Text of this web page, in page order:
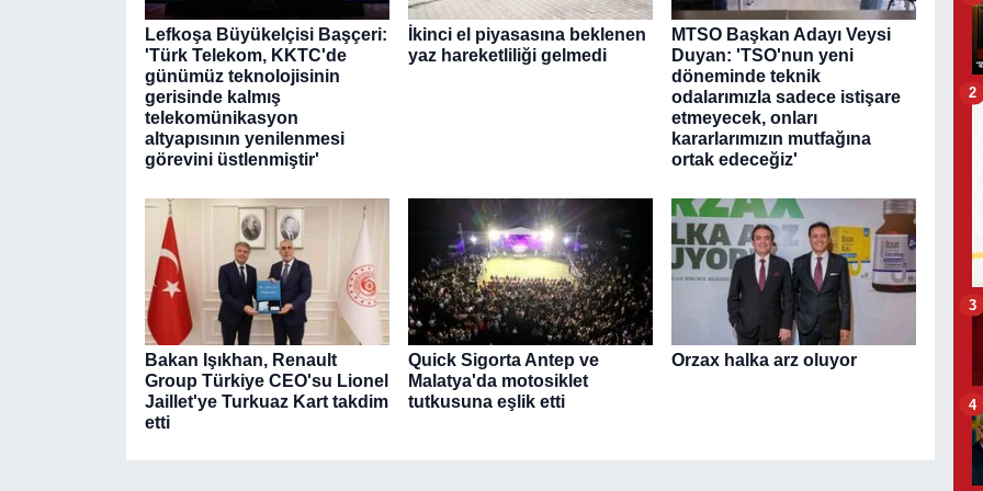
Lefkoşa Büyükelçisi Başçeri:
'Türk Telekom, KKTC'de
günümüz teknolojisinin
gerisinde kalmış
telekomünikasyon
altyapısının yenilenmesi
görevini üstlenmiştir'
İkinci el piyasasına beklenen
yaz hareketliliği gelmedi
MTSO Başkan Adayı Veysi
Duyan: 'TSO'nun yeni
döneminde teknik
odalarımızla sadece istişare
etmeyecek, onları
kararlarımızın mutfağına
ortak edeceğiz'
Bakan Işıkhan, Renault
Group Türkiye CEO'su Lionel
Jaillet'ye Turkuaz Kart takdim
etti
Quick Sigorta Antep ve
Malatya'da motosiklet
tutkusuna eşlik etti
Orzax halka arz oluyor
2
3
4